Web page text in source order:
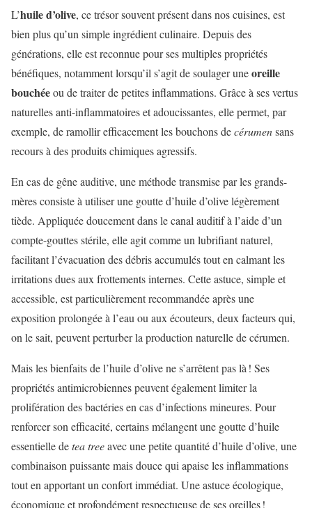
L’huile d’olive, ce trésor souvent présent dans nos cuisines, est
bien plus qu’un simple ingrédient culinaire. Depuis des
générations, elle est reconnue pour ses multiples propriétés
bénéfiques, notamment lorsqu’il s’agit de soulager uneoreille
bouchéeou de traiter de petites inflammations. Grâce à ses vertus
naturelles anti-inflammatoires et adoucissantes, elle permet, par
exemple, de ramollir efficacement les bouchons decérumensans
recours à des produits chimiques agressifs.
En cas de gêne auditive, une méthode transmise par les grands-
mères consiste à utiliser une goutte d’huile d’olive légèrement
tiède. Appliquée doucement dans le canal auditif à l’aide d’un
compte-gouttes stérile, elle agit comme un lubrifiant naturel,
facilitant l’évacuation des débris accumulés tout en calmant les
irritations dues aux frottements internes. Cette astuce, simple et
accessible, est particulièrement recommandée après une
exposition prolongée à l’eau ou aux écouteurs, deux facteurs qui,
on le sait, peuvent perturber la production naturelle de cérumen.
Mais les bienfaits de l’huile d’olive ne s’arrêtent pas là ! Ses
propriétés antimicrobiennes peuvent également limiter la
prolifération des bactéries en cas d’infections mineures. Pour
renforcer son efficacité, certains mélangent une goutte d’huile
essentielle detea treeavec une petite quantité d’huile d’olive, une
combinaison puissante mais douce qui apaise les inflammations
tout en apportant un confort immédiat. Une astuce écologique,
économique et profondément respectueuse de ses oreilles !